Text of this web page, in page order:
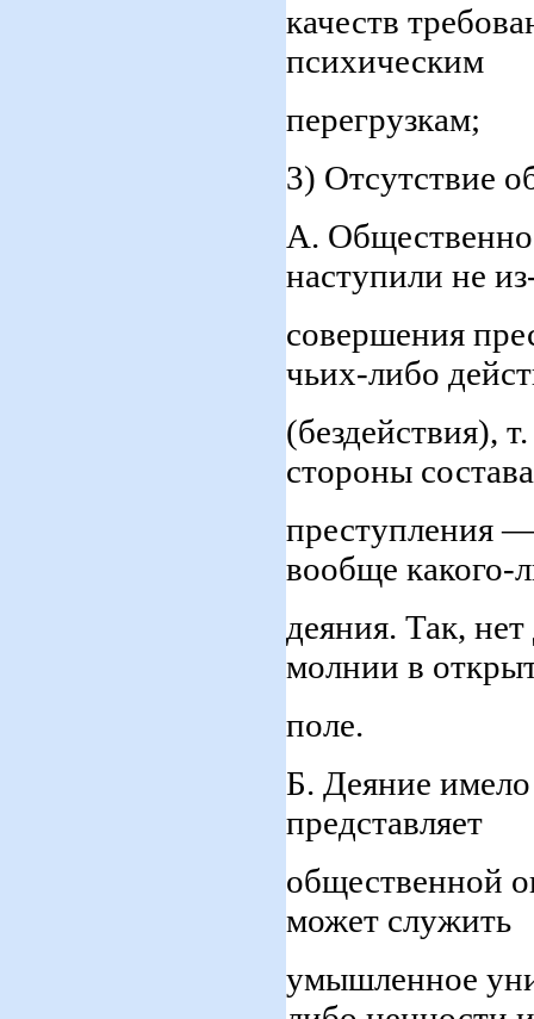
качеств
психическим
перегрузкам;
3) Отсутствие
А. Общественно
наступили не
совершения
чьих-либо
(бездействия),
стороны состава
преступления
вообще какого-
деяния. Так,
молнии в
поле.
Б. Деяние
представляет
общественной
может служить
умышленное